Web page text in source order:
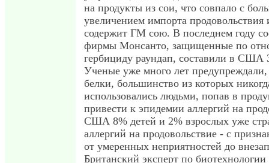
на продукты из сои, что совпало с
увеличением импорта
содержит ГМ сою. В последнем году
фирмы Монсанто, защищенные по
гербициду раундап, составили в США
Ученые уже много лет
белки, большинство из которых
использовались людьми, попав в
привести к эпидемии аллергий на
США 8% детей и 2% взрослых уже
аллергий на продовольствие - с
от умеренных неприятностей до
Британский эксперт по